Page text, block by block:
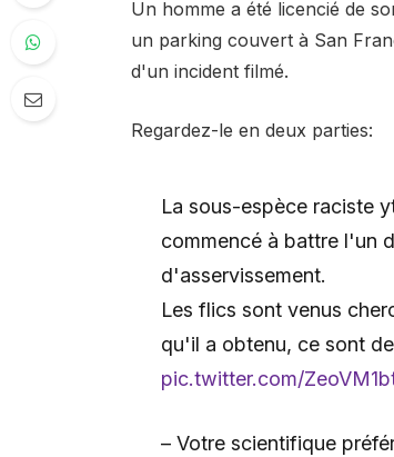
Un homme a été licencié de
un parking couvert à San
d'un incident filmé.
Regardez-le en deux parties:
La sous-espèce raciste
commencé à battre l'un
d'asservissement.
Les flics sont venus
qu'il a obtenu, ce sont
pic.twitter.com/
– Votre scientifique